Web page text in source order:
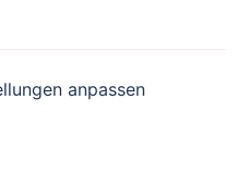
anpassen